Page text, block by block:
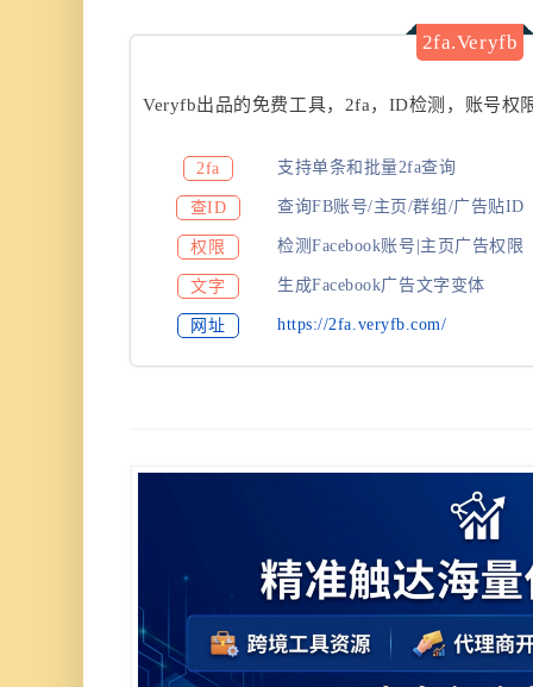
2fa.Veryfb
Veryfb出品的免费工具，2fa，ID检测，账号权
2fa 支持单条和批量2fa查询
查ID 查询FB账号/主页/群组/广告贴ID
权限 检测Facebook账号|主页广告权限
文字 生成Facebook广告文字变体
网址 https://2fa.veryfb.com/